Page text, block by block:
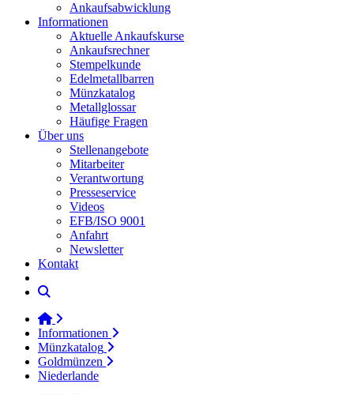
Ankaufsabwicklung
Informationen
Aktuelle Ankaufskurse
Ankaufsrechner
Stempelkunde
Edelmetallbarren
Münzkatalog
Metallglossar
Häufige Fragen
Über uns
Stellenangebote
Mitarbeiter
Verantwortung
Presseservice
Videos
EFB/ISO 9001
Anfahrt
Newsletter
Kontakt
Informationen
Münzkatalog
Goldmünzen
Niederlande